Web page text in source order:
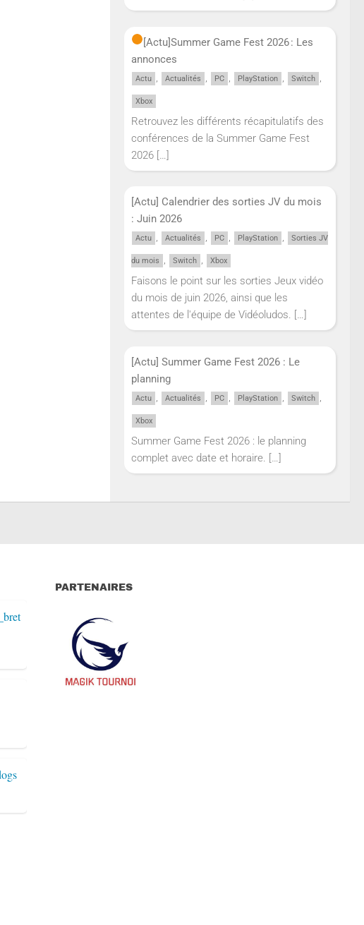
[Actu]Summer Game Fest 2026 : Les
annonces
Actu , Actualités , PC , PlayStation , Switch ,
Xbox
Retrouvez les différents récapitulatifs des
conférences de la Summer Game Fest
2026 […]
[Actu] Calendrier des sorties JV du mois
: Juin 2026
Actu , Actualités , PC , PlayStation , Sorties JV
du mois , Switch , Xbox
Faisons le point sur les sorties Jeux vidéo
du mois de juin 2026, ainsi que les
attentes de l'équipe de Vidéoludos. […]
[Actu] Summer Game Fest 2026 : Le
planning
Actu , Actualités , PC , PlayStation , Switch ,
Xbox
Summer Game Fest 2026 : le planning
complet avec date et horaire. […]
PARTENAIRES